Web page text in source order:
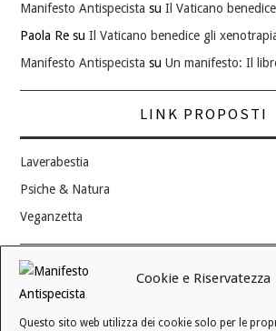
Cookie e Riservatezza
Questo sito web utilizza dei cookie solo per le
Manifesto Antispecista suIl Vaticano
Paola Re suIl Vaticano benedice gli
Manifesto Antispecista suUn manifesto: Il
LINK PROPOSTI
Laverabestia
Psiche & Natura
Veganzetta
Modifica consenso ai cookie
REVOCA IL TUO CONSENSO
Stato attuale: Negato